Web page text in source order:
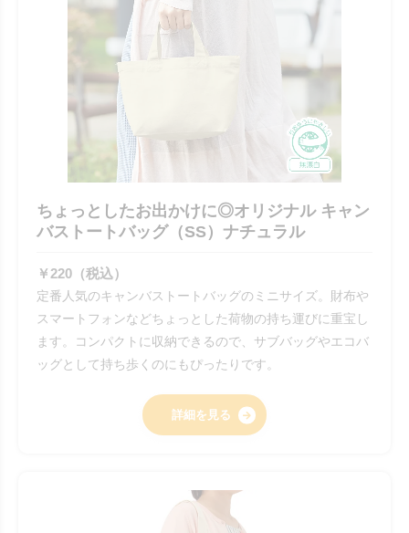
ちょっとしたお出かけに◎オリジナル キャン
バストートバッグ（SS）ナチュラル
￥220（税込）
定番人気のキャンバストートバッグのミニサイズ。財布や
スマートフォンなどちょっとした荷物の持ち運びに重宝し
ます。コンパクトに収納できるので、サブバッグやエコバ
ッグとして持ち歩くのにもぴったりです。
詳細を見る